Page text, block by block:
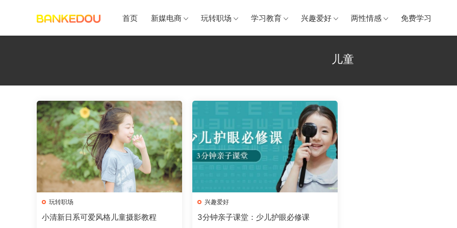
首页 新媒电商 玩转职场 学习教育 兴趣爱好 两性情感 免费学习
儿童
玩转职场
小清新日系可爱风格儿童摄影教程
兴趣爱好
3分钟亲子课堂：少儿护眼必修课